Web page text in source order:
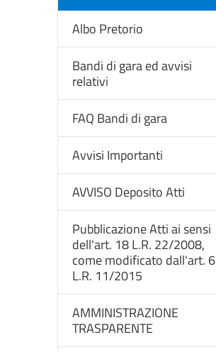
Albo Pretorio
Bandi di gara ed avvisi
relativi
FAQ Bandi di gara
Avvisi Importanti
AVVISO Deposito Atti
Pubblicazione Atti ai sensi
dell'art. 18 L.R. 22/2008,
come modificato dall'art. 6
L.R. 11/2015
AMMINISTRAZIONE
TRASPARENTE